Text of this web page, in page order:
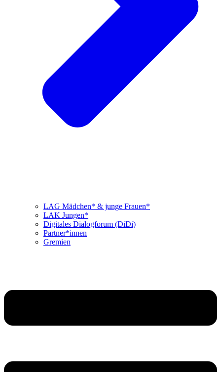
LAG Mädchen* & junge Frauen*
LAK Jungen*
Digitales Dialogforum (DiDi)
Partner*innen
Gremien